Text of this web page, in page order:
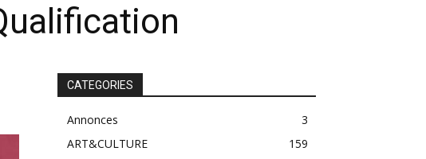
CATEGORIES
Annonces
3
ART&CULTURE
159